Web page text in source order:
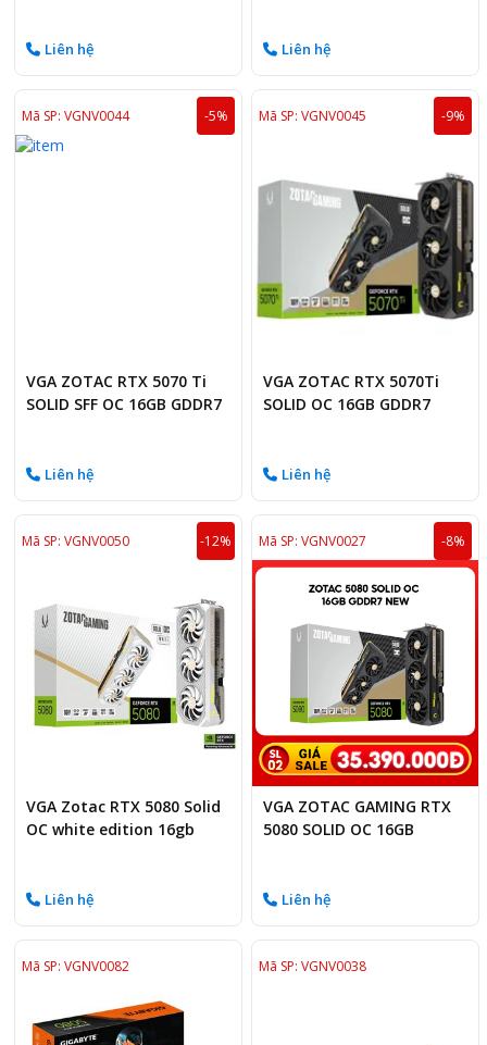
Liên hệ Liên hệ
Mã SP: VGNV0044 -5%
VGA ZOTAC RTX 5070 Ti
SOLID SFF OC 16GB GDDR7
Liên hệ
Mã SP: VGNV0045 -9%
VGA ZOTAC RTX 5070Ti
SOLID OC 16GB GDDR7
Liên hệ
Mã SP: VGNV0050 -12%
VGA Zotac RTX 5080 Solid
OC white edition 16gb
Liên hệ
Mã SP: VGNV0027 -8%
VGA ZOTAC GAMING RTX
5080 SOLID OC 16GB
Liên hệ
Mã SP: VGNV0082 Mã SP: VGNV0038